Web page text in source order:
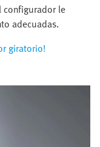
configurador le
adecuadas.
giratorio!